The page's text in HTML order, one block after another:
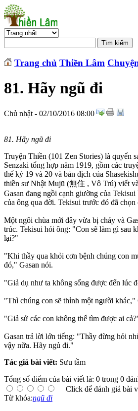
Trang chủ Thiền Lâm
81. Hãy ngũ đi
Chủ nhật - 02/10/2016 08:00
81. Hãy ngũ đi
Truyện Thiền (101 Zen Stories) là quyển
Senzaki tổng hợp năm 1919, gồm các
thế kỷ 19 và 20 và bản dịch của
thiền sư Nhật Mujū (無住 , Vô Trú) viết
Gasan đang ngồi cạnh giường của
của ông qua đời. Tekisui trước đó đã
Một ngôi chùa mới đây vừa bị cháy và
trúc. Tekisui hỏi ông: "Con sẽ làm gì sau
lại?"
"Khi thầy qua khỏi cơn bệnh chúng con
đó," Gasan nói.
"Giả dụ như ta không sống được đến lúc
"Thì chúng con sẽ thỉnh một người khác,"
"Giả sử các con không thể tìm được ai
Gasan trả lời lớn tiếng: "Thầy đừng hỏi
vậy nữa. Hãy ngủ đi."
Tác giả bài viết: Sưu tầm
Tổng số điểm của bài viết là: 0 trong 0
Click để đánh giá bài
Từ khóa:ngũ đi